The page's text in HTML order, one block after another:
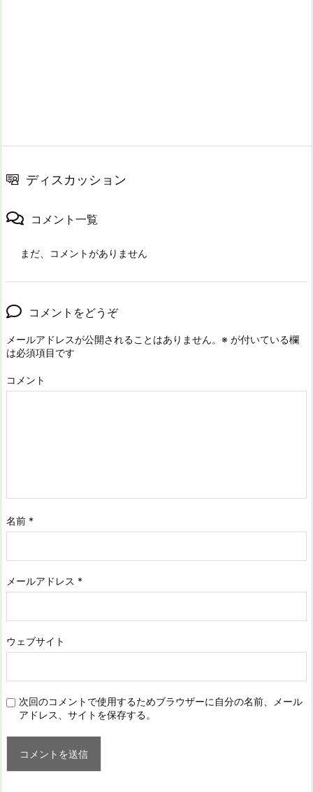
ディスカッション
コメント一覧
まだ、コメントがありません
コメントをどうぞ
メールアドレスが公開されることはありません。 ※ が付いている欄
は必須項目です
コメント
名前 *
メールアドレス *
ウェブサイト
次回のコメントで使用するためブラウザーに自分の名前、メール
アドレス、サイトを保存する。